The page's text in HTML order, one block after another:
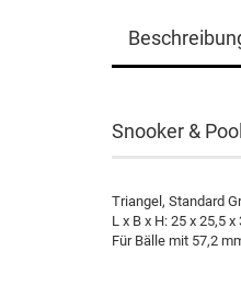
Snooker &
Triangel, Standard
L x B x H: 25 x 25,5 x
Für Bälle mit 57,2